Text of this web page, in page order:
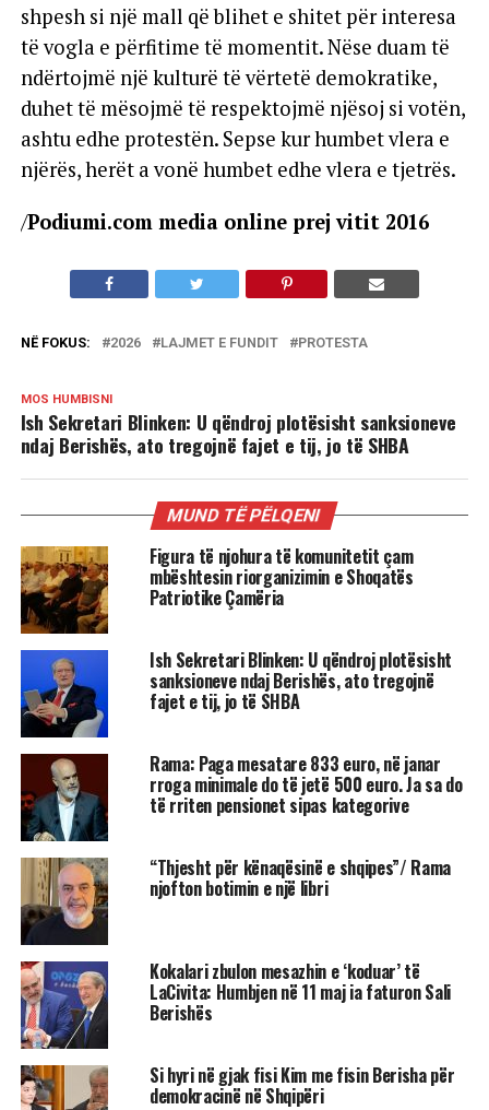
shpesh si një mall që blihet e shitet për interesa
të vogla e përfitime të momentit. Nëse duam të
ndërtojmë një kulturë të vërtetë demokratike,
duhet të mësojmë të respektojmë njësoj si votën,
ashtu edhe protestën. Sepse kur humbet vlera e
njërës, herët a vonë humbet edhe vlera e tjetrës.
/Podiumi.com media online prej vitit 2016
NË FOKUS: 2026 LAJMET E FUNDIT PROTESTA
MOS HUMBISNI
Ish Sekretari Blinken: U qëndroj plotësisht sanksioneve
ndaj Berishës, ato tregojnë fajet e tij, jo të SHBA
MUND TË PËLQENI
Figura të njohura të komunitetit çam
mbështesin riorganizimin e Shoqatës
Patriotike Çamëria
Ish Sekretari Blinken: U qëndroj plotësisht
sanksioneve ndaj Berishës, ato tregojnë
fajet e tij, jo të SHBA
Rama: Paga mesatare 833 euro, në janar
rroga minimale do të jetë 500 euro. Ja sa do
të rriten pensionet sipas kategorive
“Thjesht për kënaqësinë e shqipes”/ Rama
njofton botimin e një libri
Kokalari zbulon mesazhin e ‘koduar’ të
LaCivita: Humbjen në 11 maj ia faturon Sali
Berishës
Si hyri në gjak fisi Kim me fisin Berisha për
demokracinë në Shqipëri